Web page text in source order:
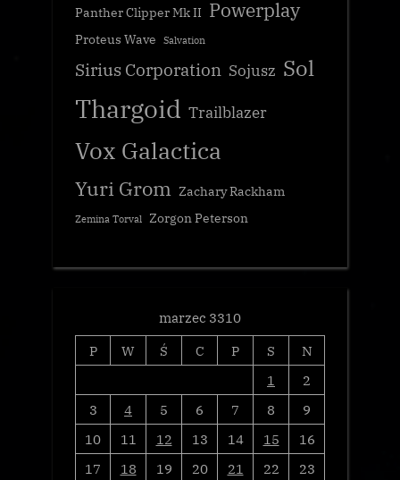
Panther Clipper Mk II Powerplay
Proteus Wave Salvation
Sirius Corporation Sojusz Sol
Thargoid Trailblazer
Vox Galactica
Yuri Grom Zachary Rackham
Zemina Torval Zorgon Peterson
marzec 3310
P
W Ś C P S
N
1
2
3
4 5 6 7 8
9
10
11 12 13 14 15
16
17
18 19 20 21 22
23